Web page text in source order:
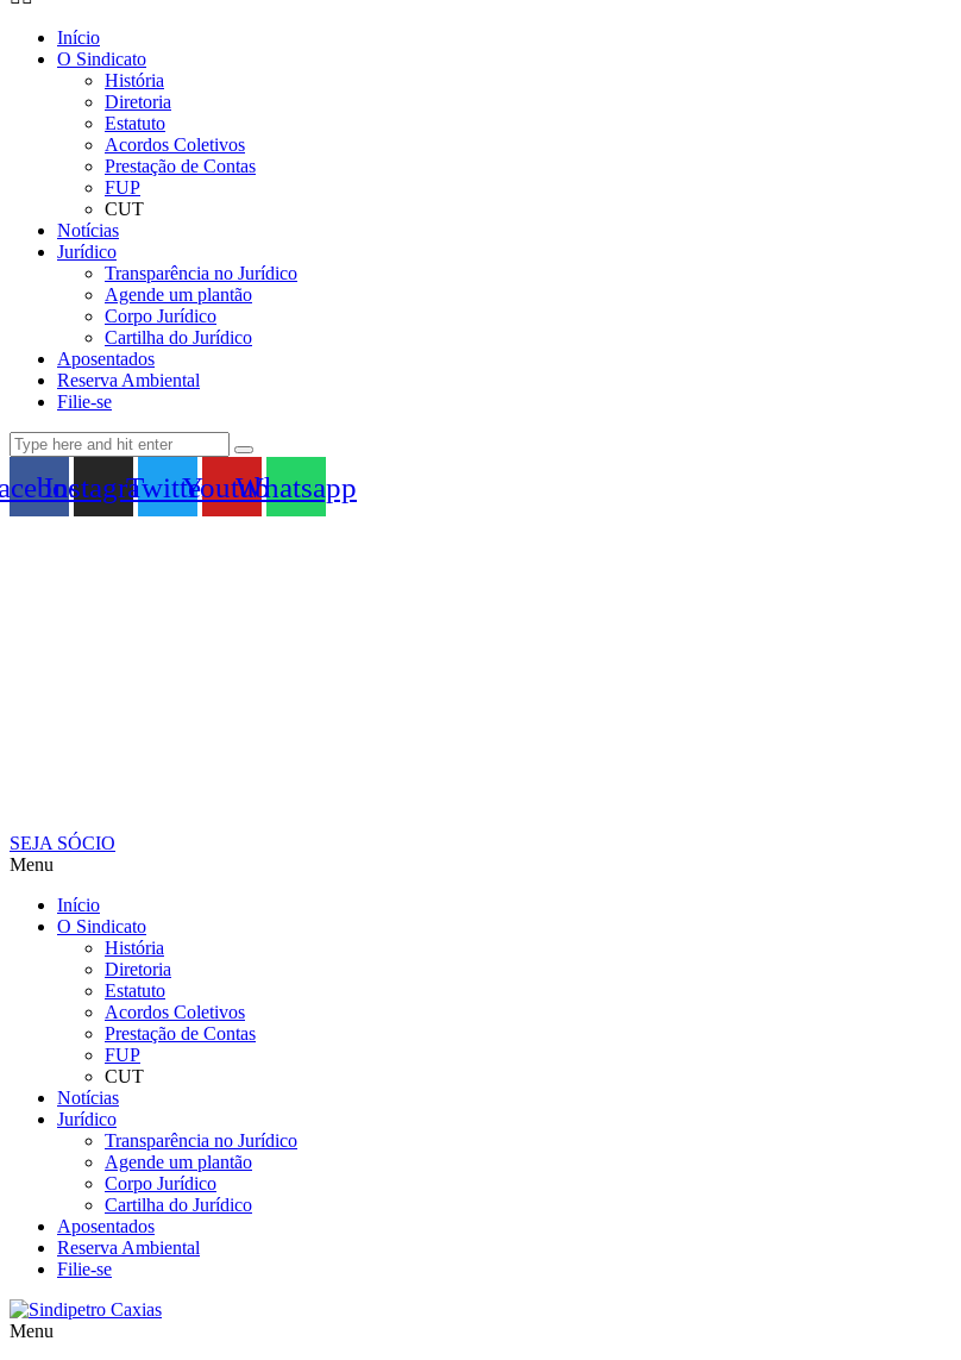
Início
O Sindicato
História
Diretoria
Estatuto
Acordos Coletivos
Prestação de Contas
FUP
CUT
Notícias
Jurídico
Transparência no Jurídico
Agende um plantão
Corpo Jurídico
Cartilha do Jurídico
Aposentados
Reserva Ambiental
Filie-se
InstagramTwitterYoutubeWhatsapp
SEJA SÓCIO
Menu
Início
O Sindicato
História
Diretoria
Estatuto
Acordos Coletivos
Prestação de Contas
FUP
CUT
Notícias
Jurídico
Transparência no Jurídico
Agende um plantão
Corpo Jurídico
Cartilha do Jurídico
Aposentados
Reserva Ambiental
Filie-se
Menu